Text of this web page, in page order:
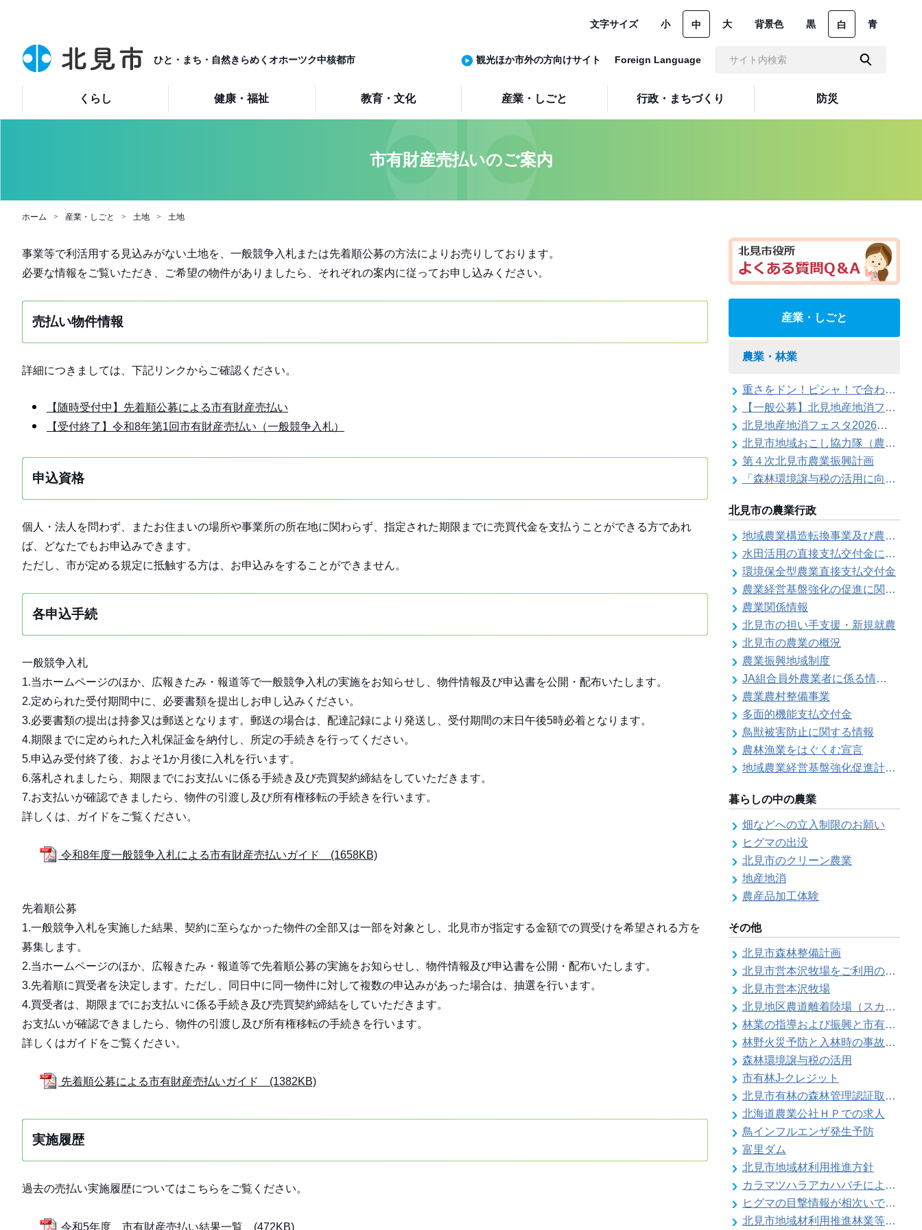
ひと・まち・自然きらめくオホーツク中核都市
くらし 健康・福祉 教育・文化 産業・しごと 行政・まちづくり 防災
文字サイズ 小 中 大 背景色 黒 白 青
観光ほか市外の方向けサイト Foreign Language
市有財産売払いのご案内
ホーム 産業・しごと 土地 土地
事業等で利活用する見込みがない土地を、一般競争入札または先着順公募の方法によりお売りしております。
必要な情報をご覧いただき、ご希望の物件がありましたら、それぞれの案内に従ってお申し込みください。
売払い物件情報
詳細につきましては、下記リンクからご確認ください。
【随時受付中】先着順公募による市有財産売払い
【受付終了】令和8年第1回市有財産売払い（一般競争入札）
申込資格
個人・法人を問わず、またお住まいの場所や事業所の所在地に関わらず、指定された期限までに売買代金を支払うことができる方であれ
ば、どなたでもお申込みできます。
ただし、市が定める規定に抵触する方は、お申込みをすることができません。
各申込手続
一般競争入札
1.当ホームページのほか、広報きたみ・報道等で一般競争入札の実施をお知らせし、物件情報及び申込書を公開・配布いたします。
2.定められた受付期間中に、必要書類を提出しお申し込みください。
3.必要書類の提出は持参又は郵送となります。郵送の場合は、配達記録により発送し、受付期間の末日午後5時必着となります。
4.期限までに定められた入札保証金を納付し、所定の手続きを行ってください。
5.申込み受付終了後、およそ1か月後に入札を行います。
6.落札されましたら、期限までにお支払いに係る手続き及び売買契約締結をしていただきます。
7.お支払いが確認できましたら、物件の引渡し及び所有権移転の手続きを行います。
詳しくは、ガイドをご覧ください。
令和8年度一般競争入札による市有財産売払いガイド (1658KB)
先着順公募
1.一般競争入札を実施した結果、契約に至らなかった物件の全部又は一部を対象とし、北見市が指定する金額での買受けを希望される方を
募集します。
2.当ホームページのほか、広報きたみ・報道等で先着順公募の実施をお知らせし、物件情報及び申込書を公開・配布いたします。
3.先着順に買受者を決定します。ただし、同日中に同一物件に対して複数の申込みがあった場合は、抽選を行います。
4.買受者は、期限までにお支払いに係る手続き及び売買契約締結をしていただきます。
お支払いが確認できましたら、物件の引渡し及び所有権移転の手続きを行います。
詳しくはガイドをご覧ください。
先着順公募による市有財産売払いガイド (1382KB)
実施履歴
過去の売払い実施履歴についてはこちらをご覧ください。
令和5年度 市有財産売払い結果一覧 (472KB)
産業・しごと
農業・林業
重さをドン！ピシャ！で合わせろ てんびんゲ～ム参加者の募集（北見地産地消フェスタ2026）
【一般公募】北見地産地消フェスタ2026ステージイベント出演者の募集
北見地産地消フェスタ2026の開催
北見市地域おこし協力隊（農業部門）活動記録
第４次北見市農業振興計画
「森林環境譲与税の活用に向けた基本的な考え方について」を策定しました
北見市の農業行政
地域農業構造転換事業及び農地利用効率化等支援事業にかかる要望調査
水田活用の直接支払交付金に係る水田収益力強化ビジョン
環境保全型農業直接支払交付金
農業経営基盤強化の促進に関する基本構想
農業関係情報
北見市の担い手支援・新規就農
北見市の農業の概況
農業振興地域制度
JA組合員外農業者に係る情報登録
農業農村整備事業
多面的機能支払交付金
鳥獣被害防止に関する情報
農林漁業をはぐくむ宣言
地域農業経営基盤強化促進計画（地域計画）について
暮らしの中の農業
畑などへの立入制限のお願い
ヒグマの出没
北見市のクリーン農業
地産地消
農産品加工体験
その他
北見市森林整備計画
北見市営本沢牧場をご利用の皆様へ（畜主向け）
北見市営本沢牧場
北見地区農道離着陸場（スカイポートきたみ）
林業の指導および振興と市有林の経営維持管理
林野火災予防と入林時の事故防止
森林環境譲与税の活用
市有林J-クレジット
北見市有林の森林管理認証取得状況
北海道農業公社ＨＰでの求人
鳥インフルエンザ発生予防
富里ダム
北見市地域材利用推進方針
カラマツハラアカハバチによりカラマツ類の葉の食害被害が発生することがあります
ヒグマの目撃情報が相次いでいます【留辺蘂自治区】
北見市地域材利用推進林業等振興対策事業